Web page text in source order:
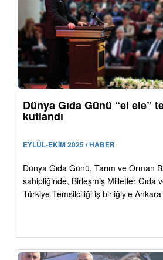
Dünya Gıda Günü “el ele”
kutlandı
EYLÜL-EKİM 2025 / HABER
Dünya Gıda Günü, Tarım ve Orman
sahipliğinde, Birleşmiş Milletler Gıda
Türkiye Temsilciliği iş birliğiyle